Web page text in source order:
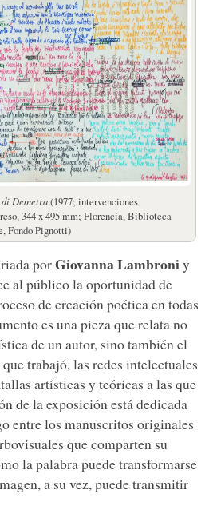
Demetra(1977; intervenciones
344 x 495 mm; Florencia, Biblioteca
Fondo Pignotti)
porGiovanna Lambroniy
al público la oportunidad de
de creación poética en todas
es una pieza que relata no
de un autor, sino también el
trabajó, las redes intelectuales
artísticas y teóricas a las que
de la exposición está dedicada
entre los manuscritos originales
que comparten su
la palabra puede transformarse
a su vez, puede transmitir